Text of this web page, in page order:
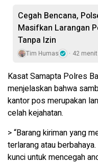
Cegah Bencana,
Masifkan Larangan
Tanpa Izin
Tim Humas 42 menit
Kasat Samapta Polres
menjelaskan bahwa
kantor pos merupakan
celah kejahatan.
> “Barang kiriman yang
terlarang atau
kunci untuk mencegah